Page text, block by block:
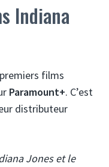
Indiana
films
Paramount+. C’est
distributeur
Jones et le